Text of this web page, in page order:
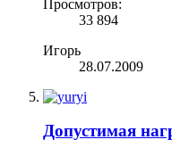
Просмотров:
33 894
Игорь
28.07.2009
Допустимая